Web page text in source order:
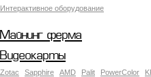
Интерактивное оборудование
Майнинг ферма
Видеокарты
Zotac Sapphire AMD Palit PowerColor